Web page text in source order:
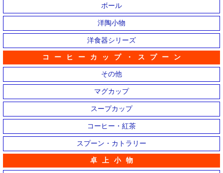
ボール
洋陶小物
洋食器シリーズ
コーヒーカップ・スプーン
その他
マグカップ
スープカップ
コーヒー・紅茶
スプーン・カトラリー
卓上小物